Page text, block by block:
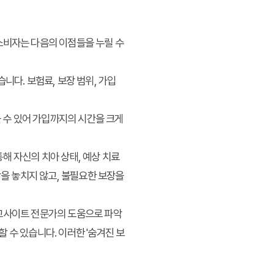
자는 다음의 이점들을 누릴 수
니다. 보험료, 보장 범위, 가입
있어 가입까지의 시간을 크게
자신의 치아 상태, 예상 치료
놓치지 않고, 불필요한 보장을
이트 전문가의 도움으로 파악
수 있습니다. 이러한 '숨겨진 보